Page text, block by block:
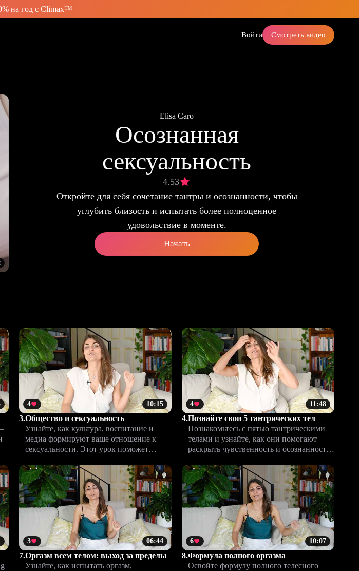
на год с Climax™
Войти Смотреть видео
Elisa Caro
Осознанная
сексуальность
4.53
Откройте для себя сочетание тантры и осознанности, чтобы
углубить близость и испытать более полноценное
удовольствие в моменте.
Начать
10:15
4
3.Общество и сексуальность
Узнайте, как культура, воспитание и
медиа формируют ваше отношение к
сексуальности. Этот урок поможет
более самостоятельное отношение к
интимной жизни.
11:48
4
4.Познайте свои 5 тантрических тел
Познакомьтесь с пятью тантрическими
телами и узнайте, как они помогают
раскрыть чувственность и осознанность.
гармонии.
06:44
3
7.Оргазм всем телом: выход за пределы
Узнайте, как испытать оргазм,
10:07
6
8.Формула полного оргазма
Освойте формулу полного телесного